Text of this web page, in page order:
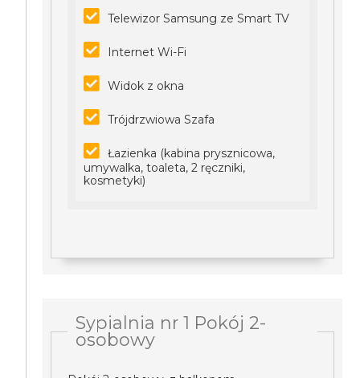
Telewizor Samsung ze Smart TV
Internet Wi-Fi
Widok z okna
Trójdrzwiowa Szafa
Łazienka (kabina prysznicowa,
umywalka, toaleta, 2 ręczniki,
kosmetyki)
Sypialnia nr 1 Pokój 2-
osobowy